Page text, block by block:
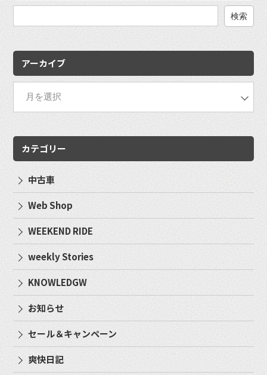
アーカイブ
カテゴリー
中古車
Web Shop
WEEKEND RIDE
weekly Stories
KNOWLEDGW
お知らせ
セール＆キャンペーン
爽快日記